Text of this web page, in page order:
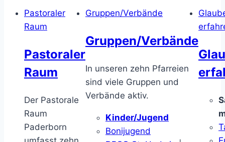
Pastoraler
Raum
Pastoraler
Raum
Der Pastorale
Raum
Paderborn
Gruppen/Verbände
Gruppen/Verbände
In unseren zehn Pfarreien
sind viele Gruppen und
Verbände aktiv.
Kinder/Jugend
Bonijugend